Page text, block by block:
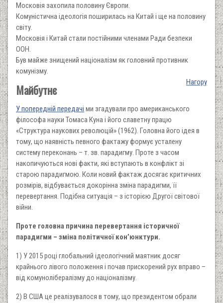
Московія захопила половину Європи.
Комуністична ідеологія поширилась на Китай і ще на половину
світу.
Московія і Китай стали постійними членами Ради безпеки
ООН.
Був майже знищений націоналізм як головний противник
комунізму.
Нагору
Майбутнє
У попередній передачі ми згадували про американського
філософа науки Томаса Куна і його славетну працю
«Структура наукових революцій» (1962). Головна його ідея в
тому, що наявність певного фактажу формує усталену
систему переконань – т. зв. парадигму. Проте з часом
накопичуються нові факти, які вступають в конфлікт зі
старою парадигмою. Коли новий фактаж досягає критичних
розмірів, відбувається докорінна зміна парадигми, її
перевертання. Подібна ситуація – з історією Другої світової
війни.
Проте головна причина перевертання історичної
парадигми – зміна політичної кон’юнктури.
1) У 2015 році глобальний ідеологічний маятник досяг
крайнього лівого положення і почав прискорений рух вправо –
від комунолібералізму до націоналізму.
2) В США це реалізувалося в тому, що президентом обрали